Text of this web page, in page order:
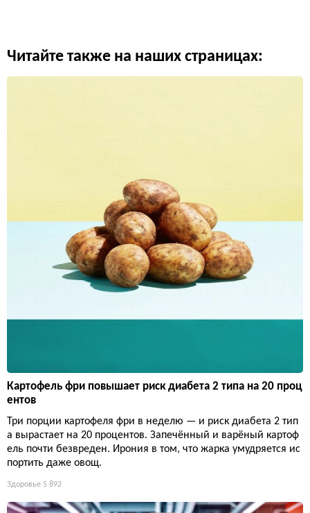
Читайте также на наших страницах:
Картофель фри повышает риск диабета 2 типа на 20 проц
ентов
Три порции картофеля фри в неделю — и риск диабета 2 тип
а вырастает на 20 процентов. Запечённый и варёный картоф
ель почти безвреден. Ирония в том, что жарка умудряется ис
портить даже овощ.
Здоровье 5 892